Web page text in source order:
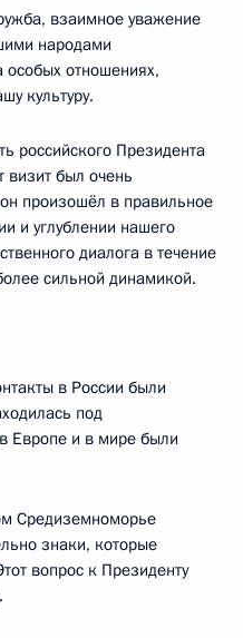
взаимное уважение
народами
отношениях,
культуру.
российского Президента
визит был очень
произошёл в правильное
и углублении нашего
диалога в течение
сильной динамикой.
в России были
под
Европе и в мире были
Средиземноморье
знаки, которые
вопрос к Президенту